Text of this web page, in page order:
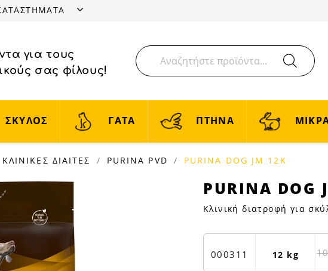
για τους
σας φίλους!
ΣΚΥΛΟΣ ΓΑΤΑ ΠΤΗΝΑ
ΚΛΙΝΙΚΕΣ ΔΙΑΙΤΕΣ PURINA PVD PURINA DOG JM 12K
PURINA
DOG
JM
|
Petfan
PURINA DOG
Κλινική διατροφή για
000311 12 kg